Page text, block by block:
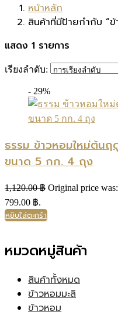
หน้าหลัก
สินค้าที่มีป้ายกำกับ “ข้
แสดง 1 รายการ
เรียงลำดับ:
- 29%
ธรรม ข้าวหอมใหม่ต้น
ขนาด 5 กก. 4 ถุง
1,120.00฿ Original price
799.00 ฿.
หยิบใส่ตะกร้า
หมวดหมู่สินค้า
สินค้าทั้งหมด
ข้าวหอมมะลิ
ข้าวหอม